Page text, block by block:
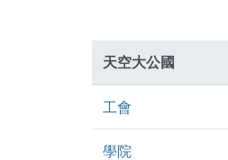
天空大公國
工會
學院